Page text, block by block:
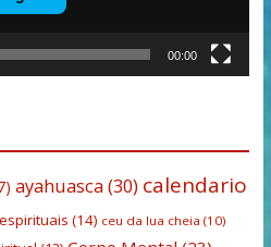
00:00
ayahuasca(30) calendario
(14) ceu da lua cheia (10)